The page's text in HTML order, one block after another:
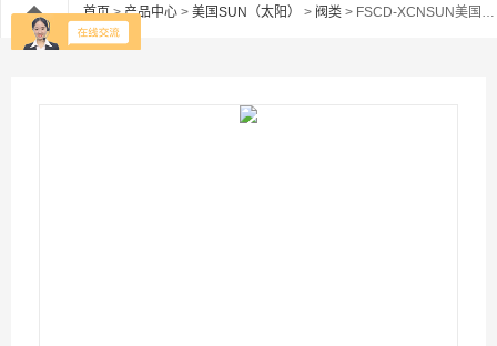
首页>产品中心 > 美国SUN（太阳） > 阀类 > FSCD-XCNSUN美国太阳集流阀FSCD—XCN现货代理供应